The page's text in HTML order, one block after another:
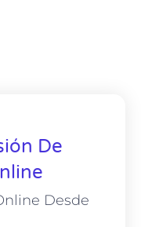
De
Desde